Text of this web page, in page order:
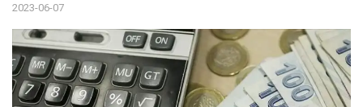
2023-06-07